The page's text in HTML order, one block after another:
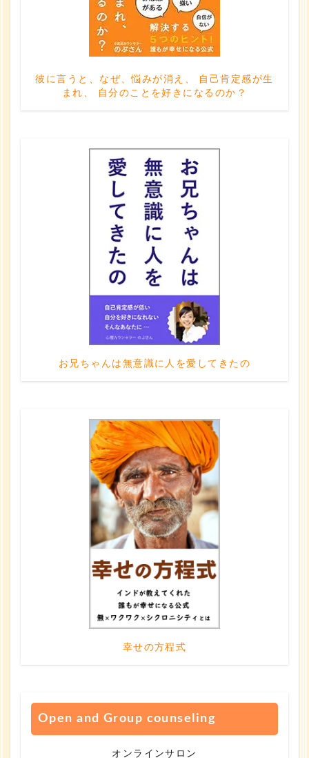
彼に言うと、なぜ、悩みが消え、 自己肯定感が生
まれ、 自分のことを好きになるのか？
お兄ちゃんは無意識に人を愛してきたの
幸せの方程式
Open and Group counseling
オンラインサロン